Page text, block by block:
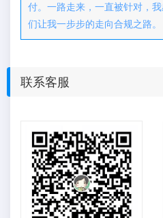
付。一路走来，一直被针对，
们让我一步步的走向合规之路。
联系客服